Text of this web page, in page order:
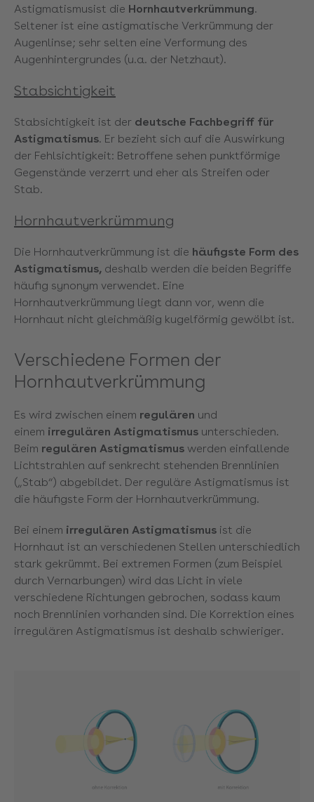
Astigmatismusist die Hornhautverkrümmung.
Seltener ist eine astigmatische Verkrümmung der
Augenlinse; sehr selten eine Verformung des
Augenhintergrundes (u.a. der Netzhaut).
Stabsichtigkeit
Stabsichtigkeit ist der deutsche Fachbegriff für
Astigmatismus. Er bezieht sich auf die Auswirkung
der Fehlsichtigkeit: Betroffene sehen punktförmige
Gegenstände verzerrt und eher als Streifen oder
Stab.
Hornhautverkrümmung
Die Hornhautverkrümmung ist die häufigste Form des
Astigmatismus, deshalb werden die beiden Begriffe
häufig synonym verwendet. Eine
Hornhautverkrümmung liegt dann vor, wenn die
Hornhaut nicht gleichmäßig kugelförmig gewölbt ist.
Verschiedene Formen der
Hornhautverkrümmung
Es wird zwischen einem regulären und
einem irregulären Astigmatismus unterschieden.
Beim regulären Astigmatismus werden einfallende
Lichtstrahlen auf senkrecht stehenden Brennlinien
(„Stab“) abgebildet. Der reguläre Astigmatismus ist
die häufigste Form der Hornhautverkrümmung.
Bei einem irregulären Astigmatismus ist die
Hornhaut ist an verschiedenen Stellen unterschiedlich
stark gekrümmt. Bei extremen Formen (zum Beispiel
durch Vernarbungen) wird das Licht in viele
verschiedene Richtungen gebrochen, sodass kaum
noch Brennlinien vorhanden sind. Die Korrektion eines
irregulären Astigmatismus ist deshalb schwieriger.